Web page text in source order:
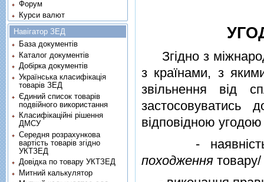
Згiдно з
з країнами, з
звiльнення вiд
застосовуватись
вiдповiдною
- наявнiсть
походження товару/
Форум
Курси валют
Навігатор ЗЕД
База документів
Каталог документів
Добірка документів
Українська класифікація
товарів ЗЕД
Єдиний список товарів
подвійного використання
Класифікаційні рішення
ДМСУ
Середня розрахункова
вартість товарів згідно
УКТЗЕД
Довідка по товару УКТЗЕД
Митний калькулятор